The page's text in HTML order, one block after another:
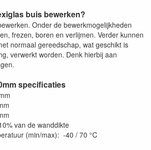
buis bewerken?
Onder de bewerkmogelijkheden
frezen, boren en verlijmen. Verder kunnen
normaal gereedschap, wat geschikt is
verwerkt worden. Denk hierbij aan
specificaties
van de wanddikte
(min/max): -40 / 70 °C